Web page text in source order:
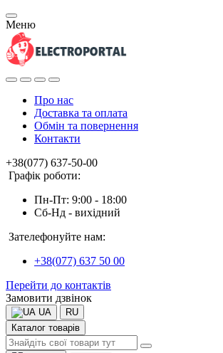
Меню
Про нас
Доставка та оплата
Обмін та повернення
Контакти
+38(077) 637-50-00
Графік роботи:
Пн-Пт: 9:00 - 18:00
Сб-Нд - вихідний
Зателефонуйте нам:
+38(077) 637 50 00
Перейти до контактів
Замовити дзвінок
UA
RU
Каталог товарів